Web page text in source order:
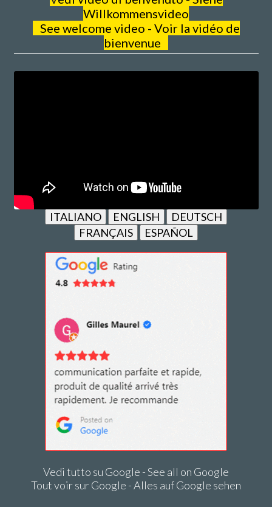
Willkommensvideo
See welcome video - Voir la vidéo de
bienvenue
ITALIANO ENGLISH
DEUTSCH
FRANÇAIS
ESPAÑOL
Vedi tutto su Google - See all on Google
Tout voir sur Google - Alles auf Google sehen